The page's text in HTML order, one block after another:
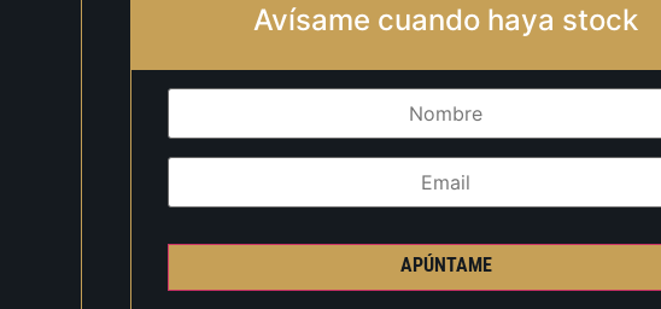
Avísame cuando haya stock
APÚNTAME